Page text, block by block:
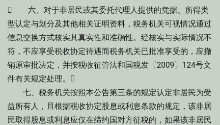
 六、对于非居民或其委托代理人提供的凭据、所得类
型认定与划分及其他相关证明资料，税务机关可视情况通过
信息交换方式核实其真实性和准确性。经核实与实际情况不
符，不应享受税收协定待遇而税务机关已批准享受的，应撤
销原审批决定，并按税收征管法和国税发〔2009〕124号文
件有关规定处理。
七、税务机关按照本公告第三条的规定认定非居民为受
益所有人，且根据税收协定股息或利息条款的规定，该非居
民取得股息或利息应仅在缔约国对方征税的，如果该非居民